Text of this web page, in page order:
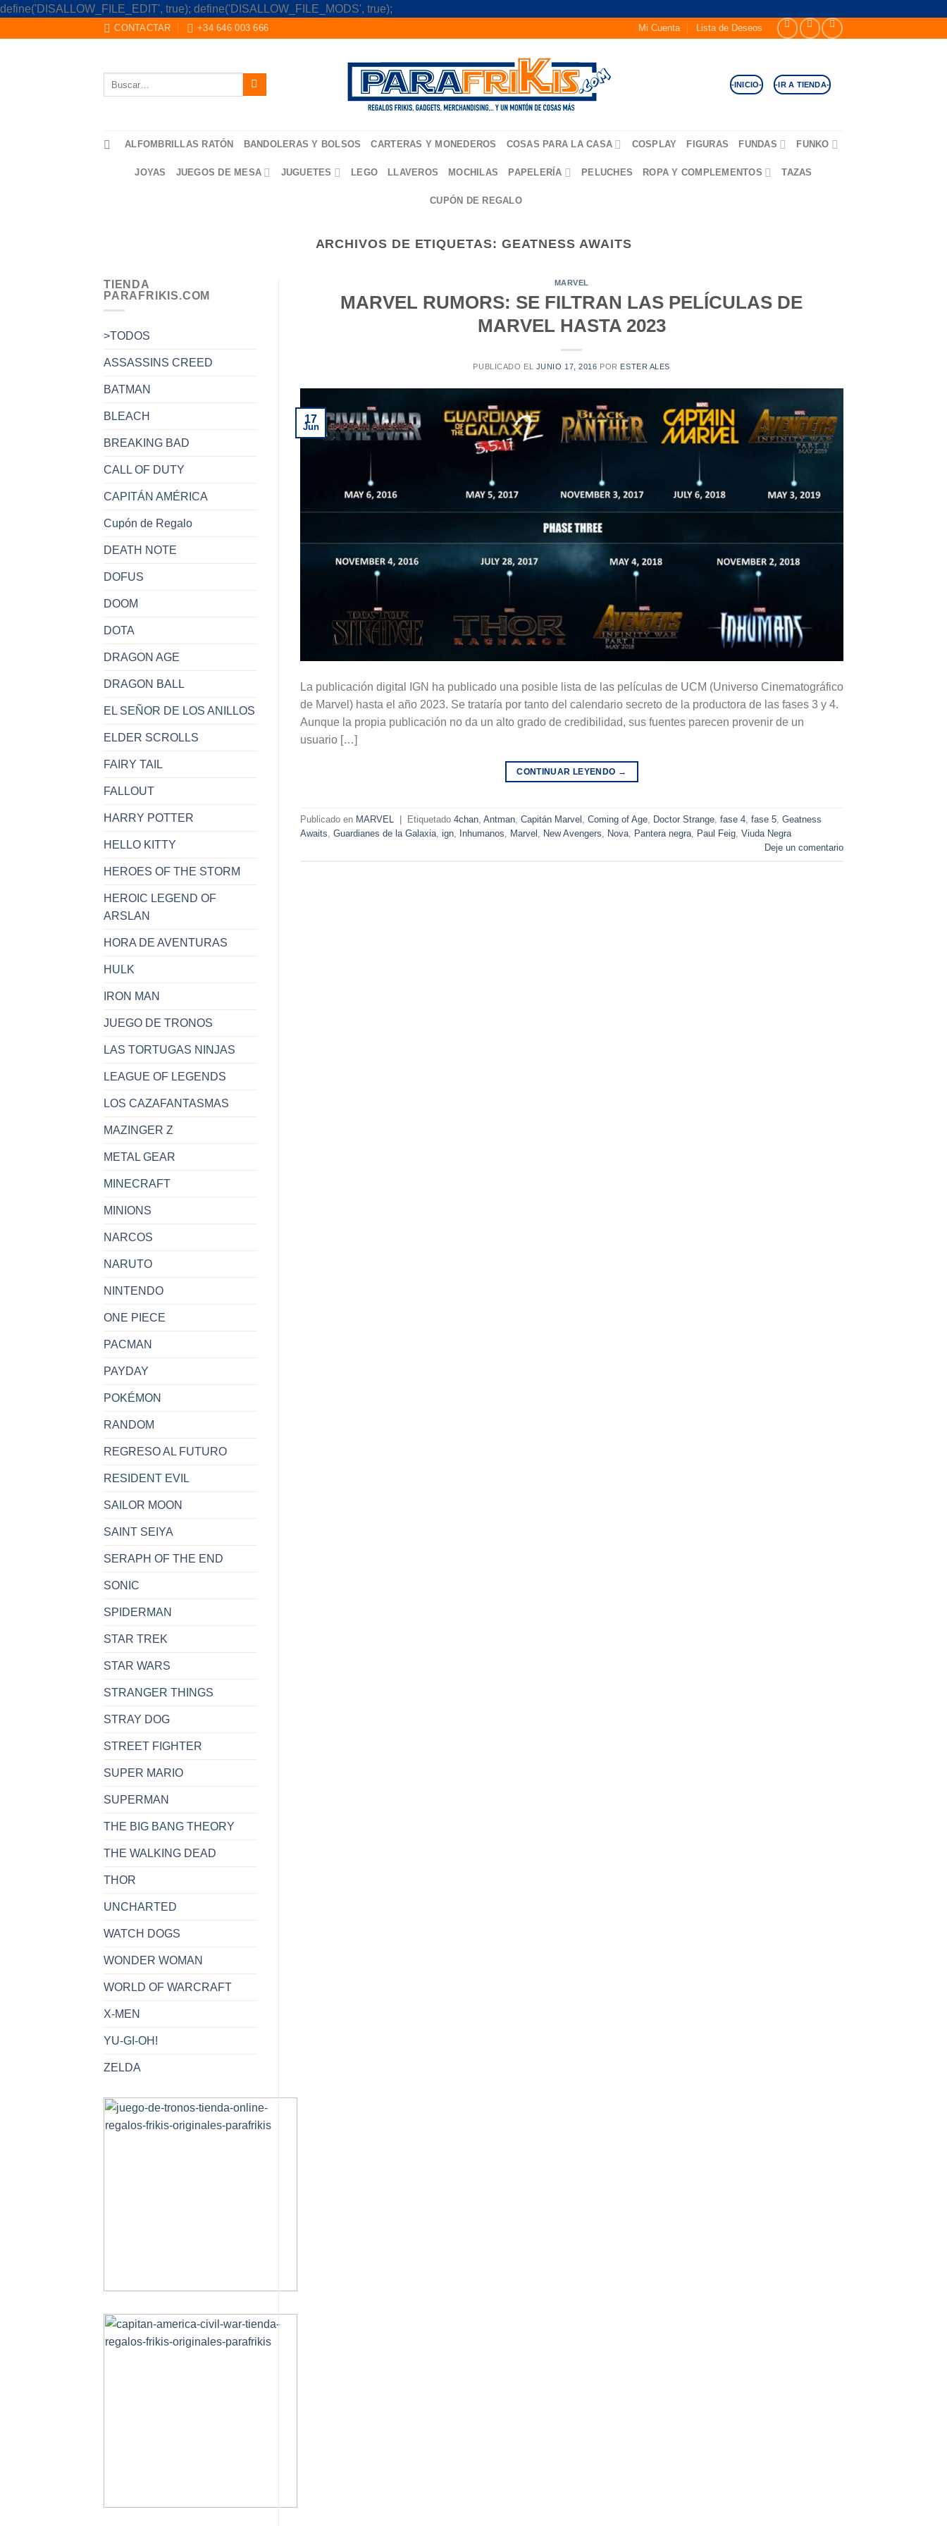
define('DISALLOW_FILE_EDIT', true); define('DISALLOW_FILE_MODS', true);
CONTACTAR +34 646 003 666 Mi Cuenta Lista de Deseos
-INICIO- -IR A TIENDA-
ALFOMBRILLAS RATÓN BANDOLERAS Y BOLSOS CARTERAS Y MONEDEROS COSAS PARA LA CASA COSPLAY FIGURAS FUNDAS FUNKO
JOYAS JUEGOS DE MESA JUGUETES LEGO LLAVEROS MOCHILAS PAPELERÍA PELUCHES ROPA Y COMPLEMENTOS TAZAS
CUPÓN DE REGALO
ARCHIVOS DE ETIQUETAS: GEATNESS AWAITS
TIENDA
PARAFRIKIS.COM
>TODOS
ASSASSINS CREED
BATMAN
BLEACH
BREAKING BAD
CALL OF DUTY
CAPITÁN AMÉRICA
Cupón de Regalo
DEATH NOTE
DOFUS
DOOM
DOTA
DRAGON AGE
DRAGON BALL
EL SEÑOR DE LOS ANILLOS
ELDER SCROLLS
FAIRY TAIL
FALLOUT
HARRY POTTER
HELLO KITTY
HEROES OF THE STORM
HEROIC LEGEND OF
ARSLAN
HORA DE AVENTURAS
HULK
IRON MAN
JUEGO DE TRONOS
LAS TORTUGAS NINJAS
LEAGUE OF LEGENDS
LOS CAZAFANTASMAS
MAZINGER Z
METAL GEAR
MINECRAFT
MINIONS
NARCOS
NARUTO
NINTENDO
ONE PIECE
PACMAN
PAYDAY
POKÉMON
RANDOM
REGRESO AL FUTURO
RESIDENT EVIL
SAILOR MOON
SAINT SEIYA
SERAPH OF THE END
SONIC
SPIDERMAN
STAR TREK
STAR WARS
STRANGER THINGS
STRAY DOG
STREET FIGHTER
SUPER MARIO
SUPERMAN
THE BIG BANG THEORY
THE WALKING DEAD
THOR
UNCHARTED
WATCH DOGS
WONDER WOMAN
WORLD OF WARCRAFT
X-MEN
YU-GI-OH!
ZELDA
MARVEL
MARVEL RUMORS: SE FILTRAN LAS PELÍCULAS DE
MARVEL HASTA 2023
PUBLICADO EL JUNIO 17, 2016 POR ESTER ALES
17
Jun
La publicación digital IGN ha publicado una posible lista de las películas de UCM (Universo Cinematográfico
de Marvel) hasta el año 2023. Se trataría por tanto del calendario secreto de la productora de las fases 3 y 4.
Aunque la propia publicación no da un alto grado de credibilidad, sus fuentes parecen provenir de un
usuario […]
CONTINUAR LEYENDO →
Publicado en MARVEL Etiquetado 4chan, Antman, Capitán Marvel , Coming of Age, Doctor Strange, fase 4, fase 5, Geatness
Awaits, Guardianes de la Galaxia, ign, Inhumanos, Marvel , New Avengers, Nova, Pantera negra, Paul Feig, Viuda Negra
Deje un comentario